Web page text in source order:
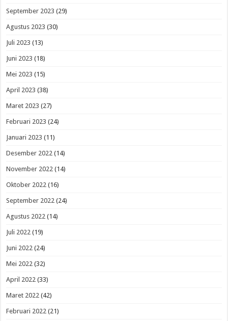
September 2023 (29)
Agustus 2023 (30)
Juli 2023 (13)
Juni 2023 (18)
Mei 2023 (15)
April 2023 (38)
Maret 2023 (27)
Februari 2023 (24)
Januari 2023 (11)
Desember 2022 (14)
November 2022 (14)
Oktober 2022 (16)
September 2022 (24)
Agustus 2022 (14)
Juli 2022 (19)
Juni 2022 (24)
Mei 2022 (32)
April 2022 (33)
Maret 2022 (42)
Februari 2022 (21)